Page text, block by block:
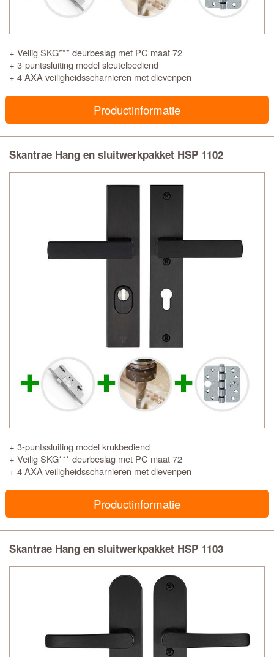
+ Veilig SKG*** deurbeslag met PC maat 72
+ 3-puntssluiting model sleutelbediend
+ 4 AXA veiligheidsscharnieren met dievenpen
Productinformatie
Skantrae Hang en sluitwerkpakket HSP 1102
+ 3-puntssluiting model krukbediend
+ Veilig SKG*** deurbeslag met PC maat 72
+ 4 AXA veiligheidsscharnieren met dievenpen
Productinformatie
Skantrae Hang en sluitwerkpakket HSP 1103